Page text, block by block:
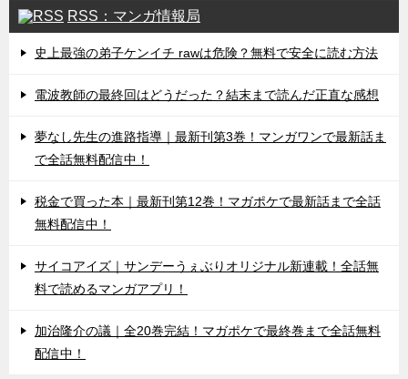
RSS：マンガ情報局
史上最強の弟子ケンイチ rawは危険？無料で安全に読む方法
電波教師の最終回はどうだった？結末まで読んだ正直な感想
夢なし先生の進路指導｜最新刊第3巻！マンガワンで最新話ま
で全話無料配信中！
税金で買った本｜最新刊第12巻！マガポケで最新話まで全話
無料配信中！
サイコアイズ｜サンデーうぇぶりオリジナル新連載！全話無
料で読めるマンガアプリ！
加治隆介の議｜全20巻完結！マガポケで最終巻まで全話無料
配信中！